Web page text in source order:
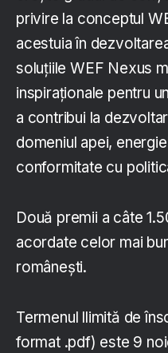
privire la conceptul
acestuia în
soluțiile WEF Nexus
inspiraționale pentru
a contribui la
domeniul apei,
conformitate cu
Două premii a câte
acordate celor mai
românești.
Termenul llimită de
format .pdf) este 9